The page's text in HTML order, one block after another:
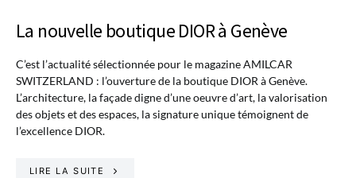
La nouvelle boutique DIOR à Genève
C’est l’actualité sélectionnée pour le magazine AMILCAR
SWITZERLAND : l’ouverture de la boutique DIOR à Genève.
L’architecture, la façade digne d’une oeuvre d’art, la valorisation
des objets et des espaces, la signature unique témoignent de
l’excellence DIOR.
LIRE LA SUITE